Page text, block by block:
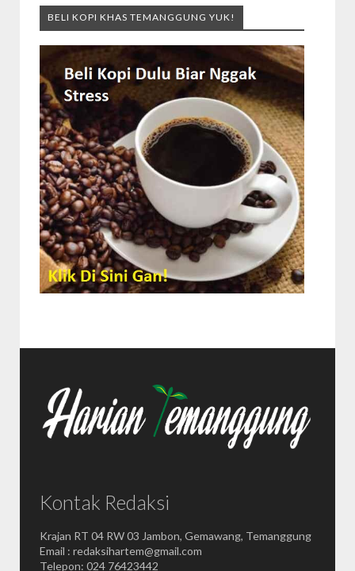
BELI KOPI KHAS TEMANGGUNG YUK!
Kontak Redaksi
Krajan RT 04 RW 03 Jambon, Gemawang, Temanggung
Email : redaksihartem@gmail.com
Telepon: 024 76423442